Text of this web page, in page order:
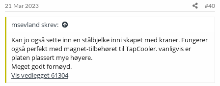
e
21 Mar 2023 #40
msevland skrev:
Kan jo også sette inn en stålbjelke inni skapet med kraner. Fungerer
også perfekt med magnet-tilbehøret til TapCooler. vanligvis er
platen plassert mye høyere.
Meget godt fornøyd.
Vis vedlegget 61304